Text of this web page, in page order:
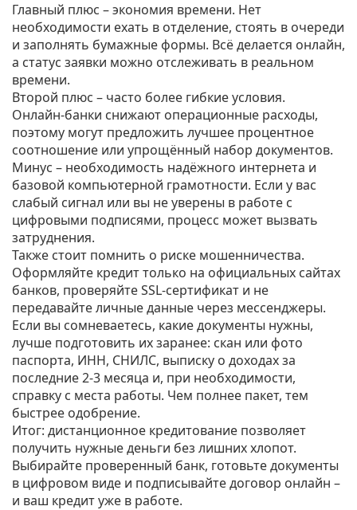
Главный плюс – экономия времени. Нет
необходимости ехать в отделение, стоять в очереди
и заполнять бумажные формы. Всё делается онлайн,
а статус заявки можно отслеживать в реальном
времени.
Второй плюс – часто более гибкие условия.
Онлайн‑банки снижают операционные расходы,
поэтому могут предложить лучшее процентное
соотношение или упрощённый набор документов.
Минус – необходимость надёжного интернета и
базовой компьютерной грамотности. Если у вас
слабый сигнал или вы не уверены в работе с
цифровыми подписями, процесс может вызвать
затруднения.
Также стоит помнить о риске мошенничества.
Оформляйте кредит только на официальных сайтах
банков, проверяйте SSL‑сертификат и не
передавайте личные данные через мессенджеры.
Если вы сомневаетесь, какие документы нужны,
лучше подготовить их заранее: скан или фото
паспорта, ИНН, СНИЛС, выписку о доходах за
последние 2‑3 месяца и, при необходимости,
справку с места работы. Чем полнее пакет, тем
быстрее одобрение.
Итог: дистанционное кредитование позволяет
получить нужные деньги без лишних хлопот.
Выбирайте проверенный банк, готовьте документы
в цифровом виде и подписывайте договор онлайн –
и ваш кредит уже в работе.